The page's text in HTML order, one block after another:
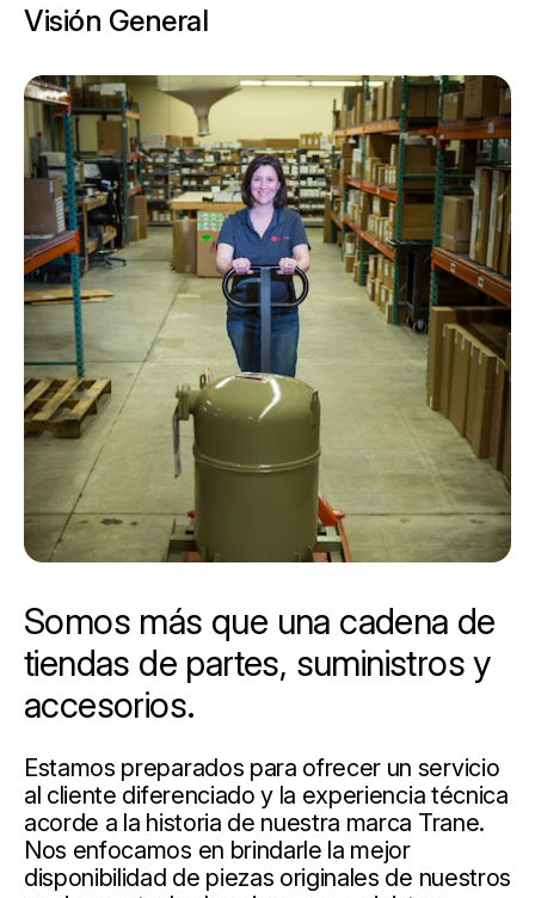
Visión General
Somos más que una cadena de
tiendas de partes, suministros y
accesorios.
Estamos preparados para ofrecer un servicio
al cliente diferenciado y la experiencia técnica
acorde a la historia de nuestra marca Trane.
Nos enfocamos en brindarle la mejor
disponibilidad de piezas originales de nuestros